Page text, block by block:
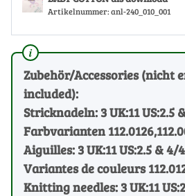
Artikelnummer: anl-240_010_001
Zubehör/Accessories (nicht
included):
Stricknadeln: 3 UK:11
Farbvarianten
Aiguilles: 3 UK:11 US:2.5 &
Variantes de couleurs
Knitting needles: 3 UK:11